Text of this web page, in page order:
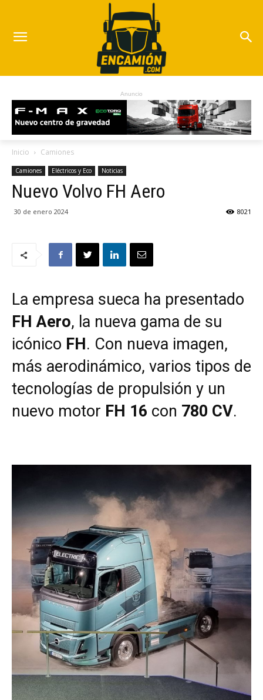
Anuncio
Inicio Camiones
Camiones Eléctricos y Eco Noticias
Nuevo Volvo FH Aero
30 de enero 2024 8021
La empresa sueca ha presentado
FH Aero, la nueva gama de su
icónico FH . Con nueva imagen,
más aerodinámico, varios tipos de
tecnologías de propulsión y un
nuevo motor FH 16 con 780 CV.